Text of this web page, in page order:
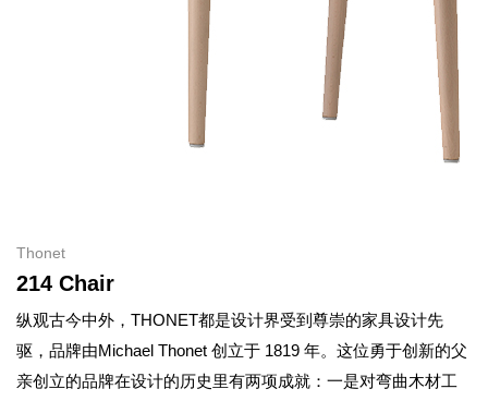
Thonet
214 Chair
纵观古今中外，THONET都是设计界受到尊崇的家具设计先
驱，品牌由Michael Thonet 创立于 1819 年。这位勇于创新的父
亲创立的品牌在设计的历史里有两项成就：一是对弯曲木材工